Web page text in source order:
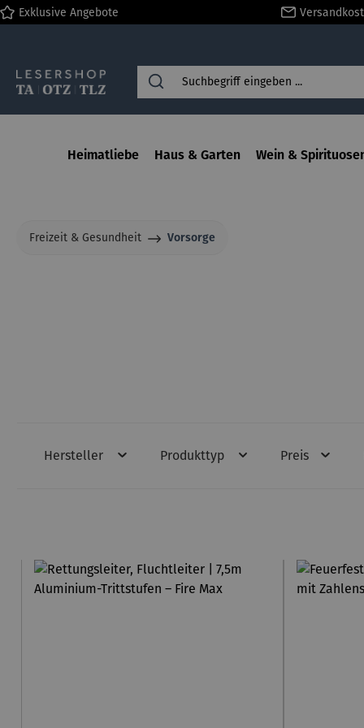
Zur Hauptnavigation springen
Exklusive Angebote
Heimatliebe Haus & Garten Wein &
Freizeit & Gesundheit Vorsorge
Hersteller Produkttyp Preis